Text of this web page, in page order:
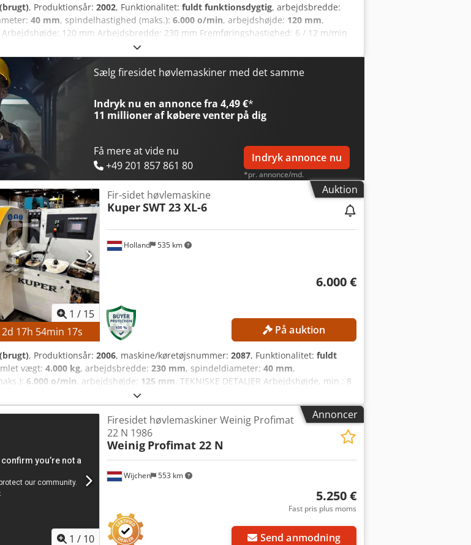
, Produktionsår: 2002, Funktionalitet: fuldt funktionsdygtig, arbejdsbredde:
40 mm, spindelhastighed (maks.): 6.000 o/min, arbejdshøjde: 120 mm,
Arbejdshøjde: 120 mm Arbejdsbredde: 230 mm Fremføringshastighed: 6 / 12 m/min
omdr./min. Spindeldiameter: 40 mm Værktøjsdiameter, vertikal spindel: 100–180
2.000 mm Motorstyrke, spindel 1 (nederst): 5,5 kW Motorstyrke, spindel 2
spindel 3 (højre): 11 kW Motorstyrke, spindel 4 (øverst): 7,5 kW
Dimensioner og vægt Dimensioner (L x B x H): 3.250 x 1.550 x 1.500 mm Vægt: 1.800 kg
Cedpfx Aqszrmpmoqsha
Sælg firesidet høvlemaskiner med det samme
Indryk nu en annonce fra 4,49 €*
11 millioner af købereventer på dig
Få mere at vide nu
+49 201 857 861 80
Indryk annonce nu
*pr. annonce/md.
Auktion
1 / 15
d 17h 54min 15s
Holland 535 km
Fir-sidet høvlemaskine
KuperSWT 23 XL-6
6.000 €
På auktion
, Produktionsår: 2006, maskine/køretøjsnummer: 2087, Funktionalitet: fuldt
vægt: 4.000 kg, arbejdsbredde: 230 mm, spindeldiameter: 40 mm,
6.000 o/min , arbejdshøjde: 125 mm , TEKNISKE DETALJER Arbejdshøjde, min.: 8
125 mm Arbejdsbredde, min.: 18 mm Codpfozrmpaox Aqqjha Arbejdsbredde,
min.: 6 m/min Fremføringshastighed, maks.: 28 m/min Antal
6.000 o/min Spindeldiameter: 40 mm Spindeldrejemotorer 1. Spindel,
højre: 5,5 kW 3. Spindel, venstre: 7,5 kW 4. Spindel, øverst: 11 kW 5. Spindel,
nederst: 7,5 kW MASKINENS DETALJER Hovedsikring: 105 A Dimensioner og vægt
H): 7.500 x 2.000 x 1.850 mm Vægt: 4.000 kg
Annoncer
1 / 10
Wijchen 553 km
Firesidet høvlemaskiner Weinig Profimat
22 N 1986
Weinig Profimat 22 N
5.250 €
Fast pris plus moms
Send anmodning